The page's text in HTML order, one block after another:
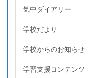
気中ダイアリー
学校だより
学校からのお知らせ
学習支援コンテンツ